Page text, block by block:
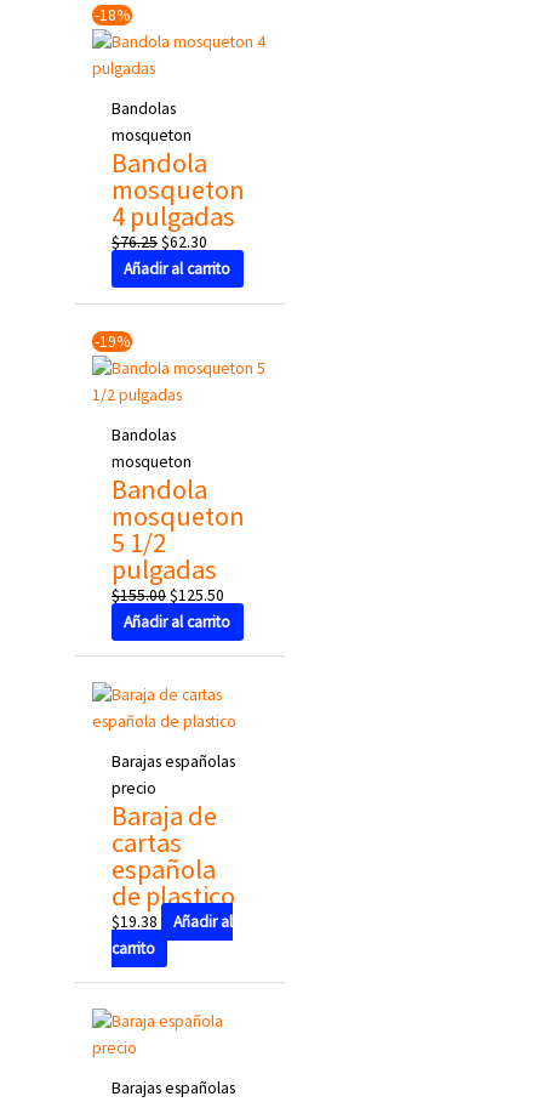
-18%
Bandolas
mosqueton
Bandola
mosqueton
4 pulgadas
$76.25
was:
$62.30
is:
Añadir al carrito
-19%
Bandolas
mosqueton
Bandola
mosqueton
5 1/2
pulgadas
$155.00
was:
$155.00.
$125.50
is:
Añadir al carrito
Barajas españolas
precio
Baraja de
cartas
española
de plastico
$19.38
Añadir al
carrito
Barajas españolas